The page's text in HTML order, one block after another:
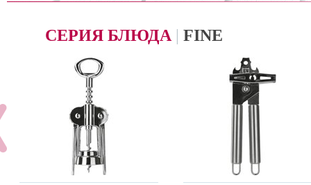
СЕРИЯ БЛЮДА | FINE